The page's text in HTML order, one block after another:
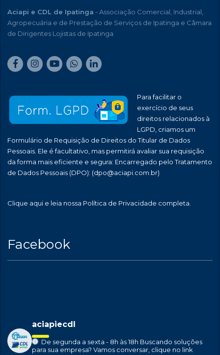
Aciapi e CDL de Ipatinga - Associação Comercial, Industrial,
Agropecuária e de Prestação de Serviços de Ipatinga e Câmara
de Dirigentes Lojistas de Ipatinga
Para facilitar o
exercício de seus
direitos relacionados à
LGPD, criamos um
Formulário de Requisição de Direitos do Titular de Dados
Pessoais. Ele é facultativo, mas permitirá avaliar sua requisição
da forma mais eficiente e segura: Encarregado pelo Tratamento
de Dados Pessoais (DPO): (dpo@aciapi.com.br)
Clique aqui e leia nossa Política de Privacidade completa.
Facebook
aciapiecdl
De segunda a sexta - 8h às 18h Buscando soluções
para sua empresa? Vamos conversar, clique no link